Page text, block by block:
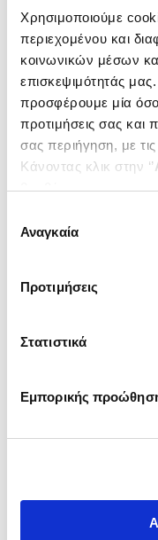
Χρησιμοποιούμε
περιεχομένου και
κοινωνικών μέσων
επισκεψιμότητάς
προσφέρουμε μία όσο
προτιμήσεις σας και
σας περιήγηση, με
Κάνοντας κλικ στην ‘’
βοηθήσετε να
ενδιαφέρουν και να
συγκατάθεσης
Αναγκαία
Προτιμήσεις
Στατιστικά
Εμπορικής
(P/B) BLAKE AND
RAINE KATHLEEN
3707-0049
16.37€
Τιμή Πολιτείας
(P/B) The Collected